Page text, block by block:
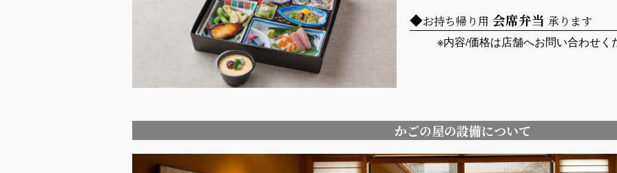
◆お持ち帰り用 会席弁当 承ります
※内容/価格は店舗へお問い合わせく
かごの屋の設備について